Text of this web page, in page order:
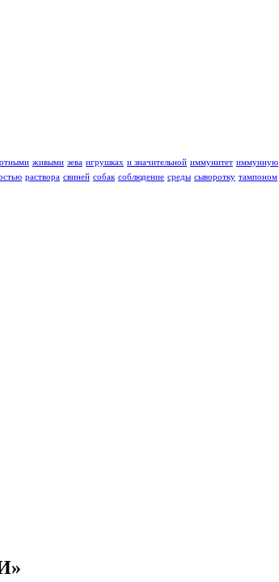
живыми зева игрушках и значительной иммунитет иммунную
раствора свиней собак соблюдение среды сыворотку тампоном